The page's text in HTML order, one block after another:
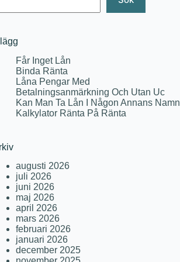
Får Inget Lån
Binda Ränta
Låna Pengar Med
Betalningsanmärkning Och Utan Uc
Kan Man Ta Lån I Någon Annans Namn
Kalkylator Ränta På Ränta
augusti 2026
juli 2026
juni 2026
maj 2026
april 2026
mars 2026
februari 2026
januari 2026
december 2025